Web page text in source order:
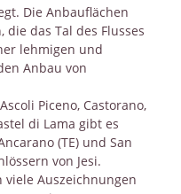
Die Anbauflächen
das Tal des Flusses
lehmigen und
Anbau von
Piceno, Castorano,
di Lama gibt es
(TE) und San
von Jesi.
viele Auszeichnungen